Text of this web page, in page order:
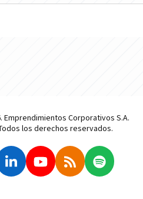
Corporativos S.A.
los derechos reservados.